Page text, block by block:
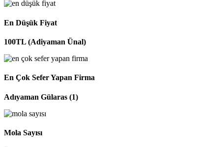
En Düşük Fiyat
100TL (Adiyaman Ünal)
En Çok Sefer Yapan Firma
Adıyaman Gülaras (1)
Mola Sayısı